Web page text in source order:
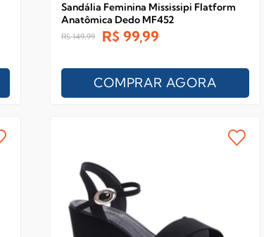
Sandália Feminina Mississipi Flatform
Anatômica Dedo MF452
R$ 149,99 R$ 99,99
COMPRAR AGORA